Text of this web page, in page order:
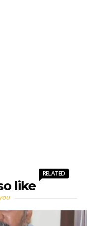
like
RELATED